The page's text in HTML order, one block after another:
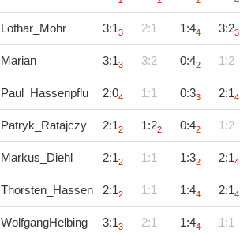
Lothar_Mohr 3:13 2:1 1:44 3:23
Marian 3:13 3:2 0:42 1:2
Paul_Hassenpflu 2:04 1:1 0:33 2:14
Patryk_Ratajczy 2:12 1:22 0:42 1:2
Markus_Diehl 2:12 1:1 1:32 2:14
Thorsten_Hassen 2:12 1:1 1:44 2:14
WolfgangHelbing 3:13 2:1 1:44 1:1